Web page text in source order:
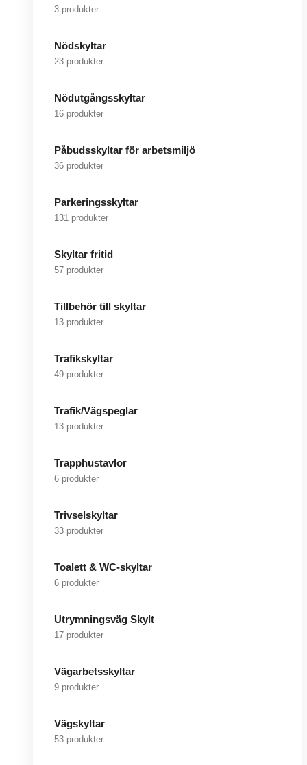
3 produkter
Nödskyltar
23 produkter
Nödutgångsskyltar
16 produkter
Påbudsskyltar för arbetsmiljö
36 produkter
Parkeringsskyltar
131 produkter
Skyltar fritid
57 produkter
Tillbehör till skyltar
13 produkter
Trafikskyltar
49 produkter
Trafik/Vägspeglar
13 produkter
Trapphustavlor
6 produkter
Trivselskyltar
33 produkter
Toalett & WC-skyltar
6 produkter
Utrymningsväg Skylt
17 produkter
Vägarbetsskyltar
9 produkter
Vägskyltar
53 produkter